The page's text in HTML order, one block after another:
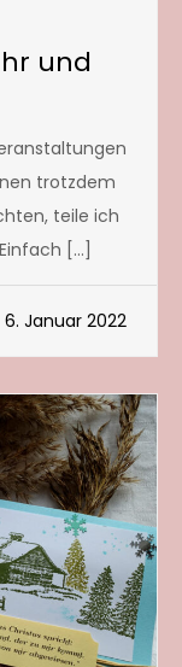
und
trotzdem
teile ich
[…]
6. Januar 2022